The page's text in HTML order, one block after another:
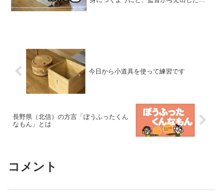
今日から小道具を使って練習です
長野県（北信）の方言「ぼうふったくん
なもん」とは
コメント